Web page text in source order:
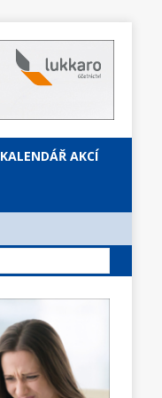
KALENDÁŘ AKCÍ